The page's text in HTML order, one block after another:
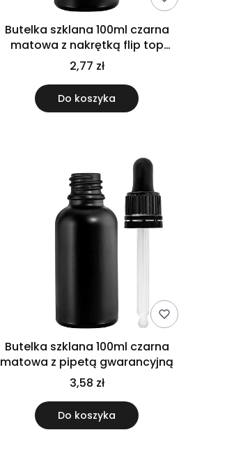
Butelka szklana 100ml czarna
matowa z nakrętką flip top
czarną
2,77 zł
Do koszyka
Butelka szklana 100ml czarna
matowa z pipetą gwarancyjną
3,58 zł
Do koszyka